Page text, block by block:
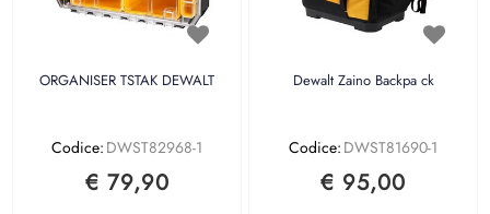
ORGANISER TSTAK DEWALT
Codice: DWST82968-1
€ 79,90
Dewalt Zaino Backpa ck
Codice: DWST81690-1
€ 95,00